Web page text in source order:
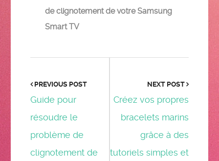
de clignotement de votre Samsung
Smart TV
PREVIOUS POST
Guide pour
résoudre le
problème de
clignotement de
NEXT POST
Créez vos propres
bracelets marins
grâce à des
tutoriels simples et